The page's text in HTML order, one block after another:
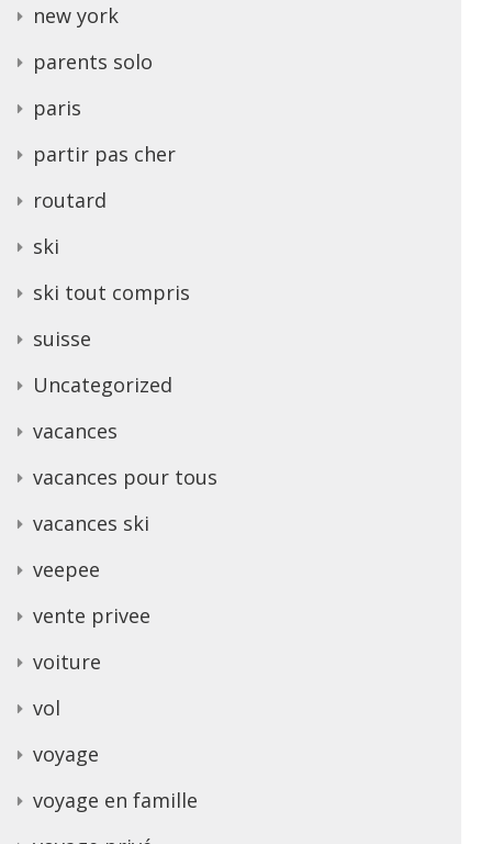
new york
parents solo
paris
partir pas cher
routard
ski
ski tout compris
suisse
Uncategorized
vacances
vacances pour tous
vacances ski
veepee
vente privee
voiture
vol
voyage
voyage en famille